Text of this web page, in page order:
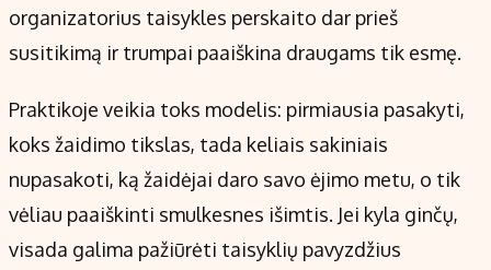
organizatorius taisykles perskaito dar prieš
susitikimą ir trumpai paaiškina draugams tik esmę.
Praktikoje veikia toks modelis: pirmiausia pasakyti,
koks žaidimo tikslas, tada keliais sakiniais
nupasakoti, ką žaidėjai daro savo ėjimo metu, o tik
vėliau paaiškinti smulkesnes išimtis. Jei kyla ginčų,
visada galima pažiūrėti taisyklių pavyzdžius